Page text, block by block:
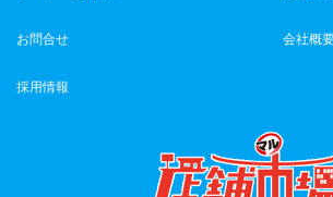
お問合せ 会社概
採用情報